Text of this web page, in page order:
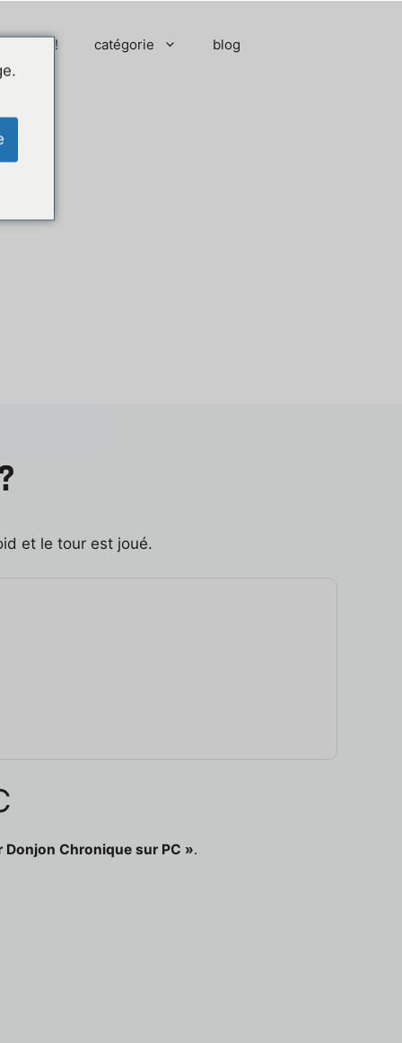
! catégorie blog
et le tour est joué.
Donjon Chronique sur PC ».